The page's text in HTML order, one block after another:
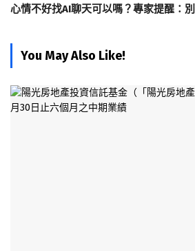
心情不好找AI聊天可以嗎？專家提醒：
You May Also Like!